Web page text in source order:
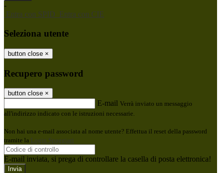
-
Entra con SPID Entra con CIE
Seleziona utente
button close ×
Recupero password
button close ×
E-mail Verrà inviato un messaggio
all'indirizzo indicato con le istruzioni necessarie.
Non hai una e-mail associata al nome utente? Effettua il reset della password
tramite la Login Spaggiari
E-mail inviata, si prega di controllare la casella di posta elettronica!